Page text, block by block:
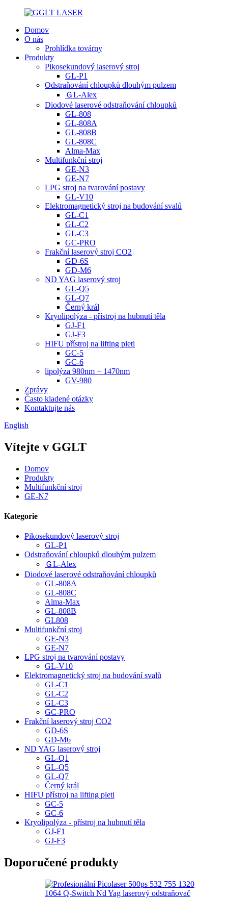
Domov
O nás
Prohlídka továrny
Produkty
Pikosekundový laserový stroj
GL-P1
Odstraňování chloupků dlouhým pulzem
ＧL-Alex
Diodové laserové odstraňování chloupků
GL-808
GL-808A
GL-808B
GL-808C
Alma-Max
Multifunkční stroj
GE-N3
GE-N7
LPG stroj na tvarování postavy
GL-V10
Elektromagnetický stroj na budování svalů
GL-C1
GL-C2
GL-C3
GC-PRO
Frakční laserový stroj CO2
GD-6S
GD-M6
ND YAG laserový stroj
GL-Q5
GL-Q7
Černý král
Kryolipolýza - přístroj na hubnutí těla
GJ-F1
GJ-F3
HIFU přístroj na lifting pleti
GC-5
GC-6
lipolýza 980nm + 1470nm
GV-980
Zprávy
Často kladené otázky
Kontaktujte nás
English
Vítejte v GGLT
Domov
Produkty
Multifunkční stroj
GE-N7
Kategorie
Pikosekundový laserový stroj
GL-P1
Odstraňování chloupků dlouhým pulzem
ＧL-Alex
Diodové laserové odstraňování chloupků
GL-808A
GL-808C
Alma-Max
GL-808B
GL808
Multifunkční stroj
GE-N3
GE-N7
LPG stroj na tvarování postavy
GL-V10
Elektromagnetický stroj na budování svalů
GL-C1
GL-C2
GL-C3
GC-PRO
Frakční laserový stroj CO2
GD-6S
GD-M6
ND YAG laserový stroj
GL-Q1
GL-Q5
GL-Q7
Černý král
HIFU přístroj na lifting pleti
GC-5
GC-6
Kryolipolýza - přístroj na hubnutí těla
GJ-F1
GJ-F3
Doporučené produkty